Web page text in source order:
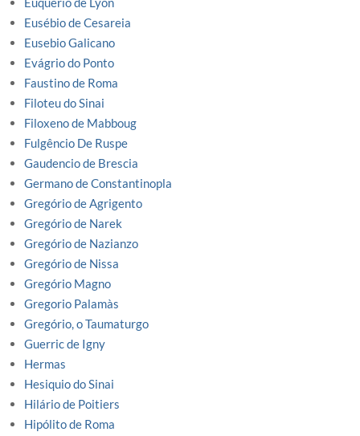
Eusébio de Cesareia
Eusebio Galicano
Evágrio do Ponto
Faustino de Roma
Filoteu do Sinai
Filoxeno de Mabboug
Fulgêncio De Ruspe
Gaudencio de Brescia
Germano de Constantinopla
Gregório de Agrigento
Gregório de Narek
Gregório de Nazianzo
Gregório de Nissa
Gregório Magno
Gregorio Palamàs
Gregório, o Taumaturgo
Guerric de Igny
Hermas
Hesiquio do Sinai
Hilário de Poitiers
Hipólito de Roma